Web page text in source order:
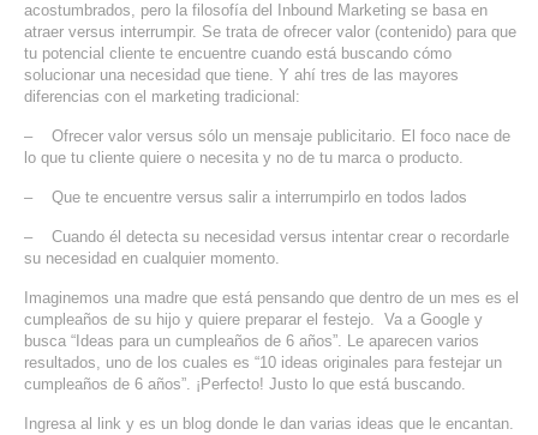
EMAIL MARKETING
SERVICIOS DE TI
ASESORÍA TECNOLÓGICA
BLOG
CONTACTO
acostumbrados, pero la filosofía del Inbound Marketing se basa en
atraer versus interrumpir. Se trata de ofrecer valor (contenido) para que
tu potencial cliente te encuentre cuando está buscando cómo
solucionar una necesidad que tiene. Y ahí tres de las mayores
diferencias con el marketing tradicional:
– Ofrecer valor versus sólo un mensaje publicitario. El foco nace de
lo que tu cliente quiere o necesita y no de tu marca o producto.
– Que te encuentre versus salir a interrumpirlo en todos lados
– Cuando él detecta su necesidad versus intentar crear o recordarle
su necesidad en cualquier momento.
Imaginemos una madre que está pensando que dentro de un mes es el
cumpleaños de su hijo y quiere preparar el festejo. Va a Google y
busca “Ideas para un cumpleaños de 6 años”. Le aparecen varios
resultados, uno de los cuales es “10 ideas originales para festejar un
cumpleaños de 6 años”. ¡Perfecto! Justo lo que está buscando.
Ingresa al link y es un blog donde le dan varias ideas que le encantan.